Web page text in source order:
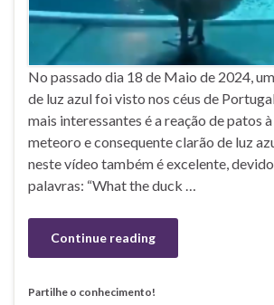
No passado dia 18 de Maio de 2024,
de luz azul foi visto nos céus de
mais interessantes é a reação de patos
meteoro e consequente clarão de luz
neste vídeo também é excelente,
palavras: “What the duck …
Continue reading
Partilhe o conhecimento!